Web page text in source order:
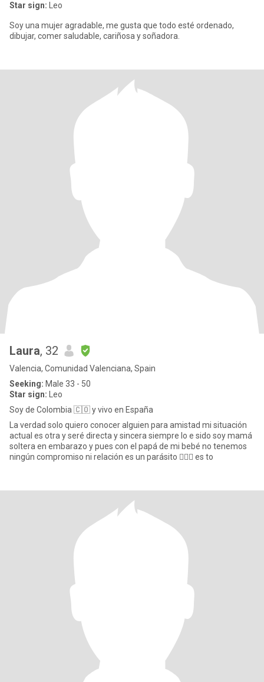
Star sign: Leo
Soy una mujer agradable, me gusta que todo esté ordenado,
dibujar, comer saludable, cariñosa y soñadora.
Laura, 32
Valencia, Comunidad Valenciana, Spain
Seeking: Male 33 - 50
Star sign: Leo
Soy de Colombia 🇨🇴 y vivo en España
La verdad solo quiero conocer alguien para amistad mi situación
actual es otra y seré directa y sincera siempre lo e sido soy mamá
soltera en embarazo y pues con el papá de mi bebé no tenemos
ningún compromiso ni relación es un parásito 🤦🏻‍♀️ es to